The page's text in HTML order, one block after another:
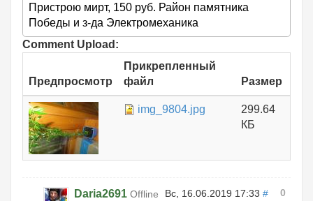
Пристрою мирт, 150 руб. Район памятника
Победы и з-да Электромеханика
Comment Upload:
Предпросмотр
Прикрепленный
файл
Размер
img_9804.jpg
299.64
КБ
Daria2691 Offline Вс, 16.06.2019 17:33 # 0